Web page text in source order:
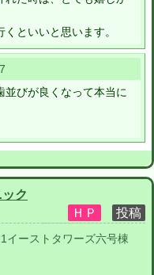
といいと思います。
並びが良くなって本当に
ク
ーストタワーズ六号棟